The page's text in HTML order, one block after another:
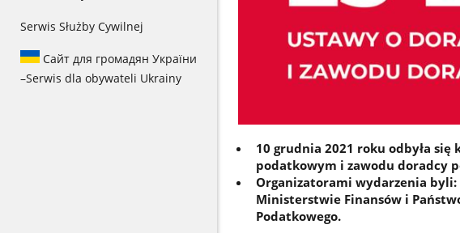
Serwis Służby Cywilnej
Сайт для громадян України
–Serwis dla obywateli Ukrainy
10 grudnia 2021 roku odbyła
podatkowym i zawodu doradcy
Organizatorami wydarzenia
Ministerstwie Finansów i
Podatkowego.